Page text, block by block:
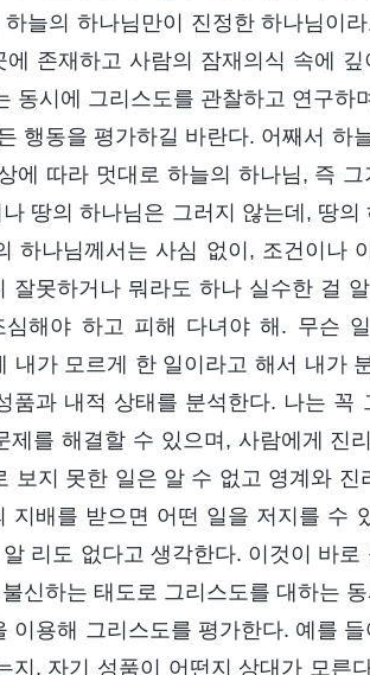
늘의 하나님만이 진정한 하나님이
존재하고 사람의 잠재의식 속에
동시에 그리스도를 관찰하고 연구하
행동을 평가하길 바란다. 어째서 하
에 따라 멋대로 하늘의 하나님, 즉
땅의 하나님은 그러지 않는데, 땅
하나님께서는 사심 없이, 조건이나
잘못하거나 뭐라도 하나 실수한 걸
심해야 하고 피해 다녀야 해. 무슨
내가 모르게 한 일이라고 해서 내가
품과 내적 상태를 분석한다. 나는 꼭
제를 해결할 수 있으며, 사람에게 진
보지 못한 일은 알 수 없고 영계와
지배를 받으면 어떤 일을 저지를 수
리도 없다고 생각한다. 이것이 바
신하는 태도로 그리스도를 대하는
이용해 그리스도를 평가한다. 예를
지, 자기 성품이 어떤지 상대가 모른